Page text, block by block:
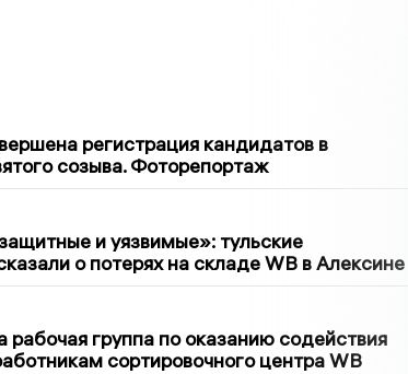
регистрация кандидатов в
созыва. Фоторепортаж
и уязвимые»: тульские
о потерях на складе WB в Алексине
группа по оказанию содействия
сортировочного центра WB